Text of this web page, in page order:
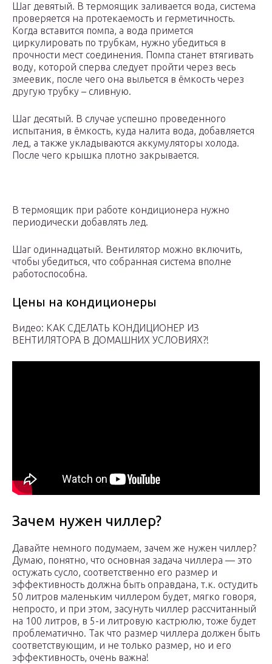
Шаг девятый. В термоящик заливается вода, система
проверяется на протекаемость и герметичность.
Когда вставится помпа, а вода примется
циркулировать по трубкам, нужно убедиться в
прочности мест соединения. Помпа станет втягивать
воду, которой сперва следует пройти через весь
змеевик, после чего она выльется в ёмкость через
другую трубку – сливную.
Шаг десятый. В случае успешно проведенного
испытания, в ёмкость, куда налита вода, добавляется
лед, а также укладываются аккумуляторы холода.
После чего крышка плотно закрывается.
В термоящик при работе кондиционера нужно
периодически добавлять лед.
Шаг одиннадцатый. Вентилятор можно включить,
чтобы убедиться, что собранная система вполне
работоспособна.
Цены на кондиционеры
Видео: КАК СДЕЛАТЬ КОНДИЦИОНЕР ИЗ
ВЕНТИЛЯТОРА В ДОМАШНИХ УСЛОВИЯХ?!
Зачем нужен чиллер?
Давайте немного подумаем, зачем же нужен чиллер?
Думаю, понятно, что основная задача чиллера — это
остужать сусло, соответственно его размер и
эффективность должна быть оправдана, т.к. остудить
50 литров маленьким чиллером будет, мягко говоря,
непросто, и при этом, засунуть чиллер рассчитанный
на 100 литров, в 5-и литровую кастрюлю, тоже будет
проблематично. Так что размер чиллера должен быть
соответствующим, и не только размер, но и его
эффективность, очень важна!